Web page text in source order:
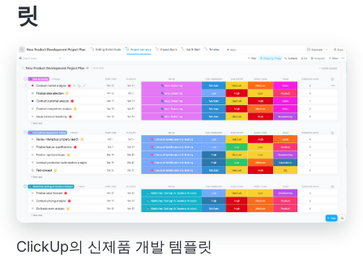
릿
ClickUp의 신제품 개발 템플릿